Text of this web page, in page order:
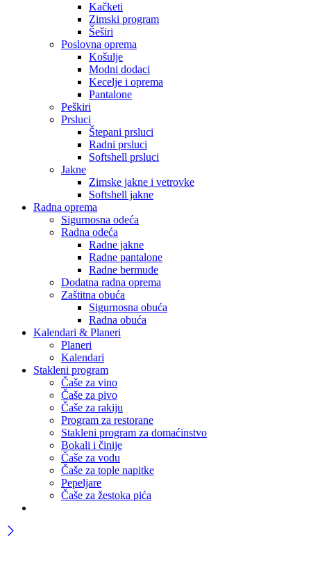
Kačketi
Zimski program
Šeširi
Poslovna oprema
Košulje
Modni dodaci
Kecelje i oprema
Pantalone
Peškiri
Prsluci
Štepani prsluci
Radni prsluci
Softshell prsluci
Jakne
Zimske jakne i vetrovke
Softshell jakne
Radna oprema
Sigurnosna odeća
Radna odeća
Radne jakne
Radne pantalone
Radne bermude
Dodatna radna oprema
Zaštitna obuća
Sigurnosna obuća
Radna obuća
Kalendari & Planeri
Planeri
Kalendari
Stakleni program
Čaše za vino
Čaše za pivo
Čaše za rakiju
Program za restorane
Stakleni program za domaćinstvo
Bokali i činije
Čaše za vodu
Čaše za tople napitke
Pepeljare
Čaše za žestoka pića